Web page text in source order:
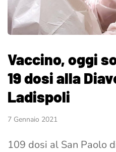
Vaccino, oggi
19 dosi alla
Ladispoli
7 Gennaio 2021
109 dosi al San Paolo